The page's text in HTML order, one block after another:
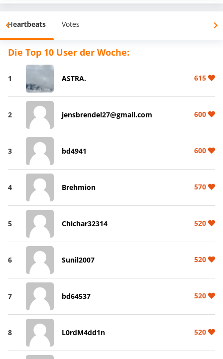
Heartbeats Votes
Die Top 10 User der Woche:
1 ASTRA. 615
2 jensbrendel27@gmail.com 600
3 bd4941 600
4 Brehmion 570
5 Chichar32314 520
6 Sunil2007 520
7 bd64537 520
8 L0rdM4dd1n 520